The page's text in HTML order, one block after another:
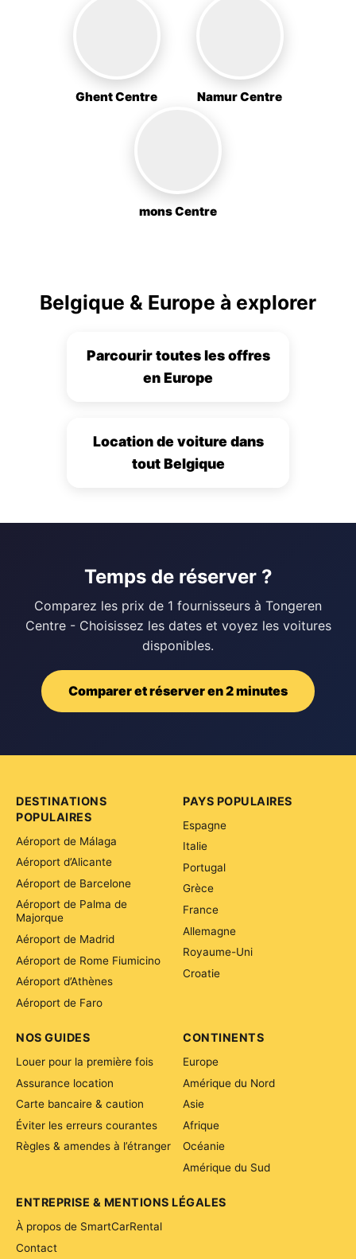
Ghent Centre Namur Centre
mons Centre
Belgique & Europe à explorer
Parcourir toutes les offres
en Europe
Location de voiture dans
tout Belgique
Temps de réserver ?
Comparez les prix de 1 fournisseurs à Tongeren
Centre - Choisissez les dates et voyez les voitures
disponibles.
Comparer et réserver en 2 minutes
DESTINATIONS
POPULAIRES
Aéroport de Málaga
Aéroport d’Alicante
Aéroport de Barcelone
Aéroport de Palma de
Majorque
Aéroport de Madrid
Aéroport de Rome Fiumicino
Aéroport d’Athènes
Aéroport de Faro
PAYS POPULAIRES
Espagne
Italie
Portugal
Grèce
France
Allemagne
Royaume-Uni
Croatie
CONTINENTS
Europe
Amérique du Nord
Asie
Afrique
Océanie
Amérique du Sud
NOS GUIDES
Louer pour la première fois
Assurance location
Carte bancaire & caution
Éviter les erreurs courantes
Règles & amendes à l’étranger
ENTREPRISE & MENTIONS LÉGALES
À propos de SmartCarRental
Contact